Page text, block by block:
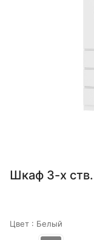
Шкаф 3-х
Цвет : Белый